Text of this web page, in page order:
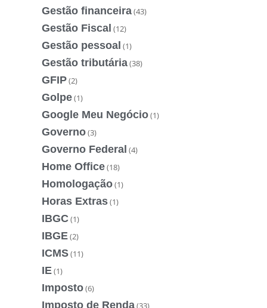
Gestão financeira(43)
Gestão Fiscal (12)
Gestão pessoal (1)
Gestão tributária(38)
GFIP(2)
Golpe(1)
Google Meu Negócio(1)
Governo(3)
Governo Federal (4)
Home Office(18)
Homologação(1)
Horas Extras(1)
IBGC(1)
IBGE(2)
ICMS(11)
IE(1)
Imposto(6)
Imposto de Renda(33)